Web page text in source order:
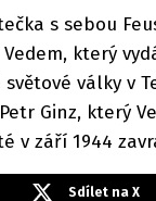
s sebou
Vedem, který
války v
Ginz, který
v září 1944
Sdílet na X